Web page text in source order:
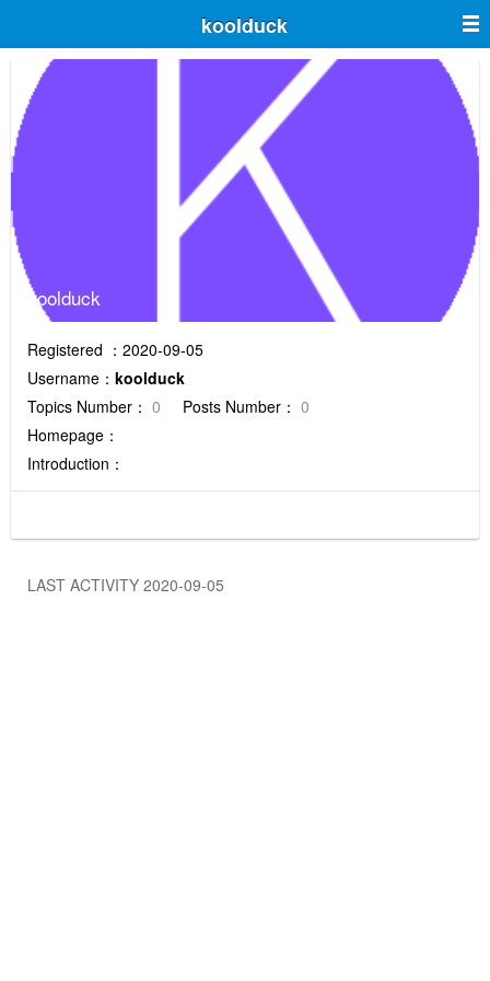
koolduck
koolduck
Registered ：2020-09-05
Username： koolduck
Topics Number： 0 Posts Number： 0
Homepage：
Introduction：
LAST ACTIVITY 2020-09-05